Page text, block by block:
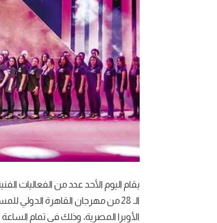
يقام اليوم الأحد عدد من الفعاليات
الـ 28 من مهرجان القاهرة الدولي
الأوبرا المصرية، وذلك في تمام